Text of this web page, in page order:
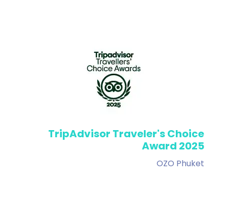
TripAdvisor Traveler's Choice
Award 2025
OZO Phuket